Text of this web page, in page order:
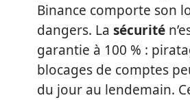
Binance comporte son
dangers. La sécurité
garantie à 100 % :
blocages de comptes
du jour au lendemain.